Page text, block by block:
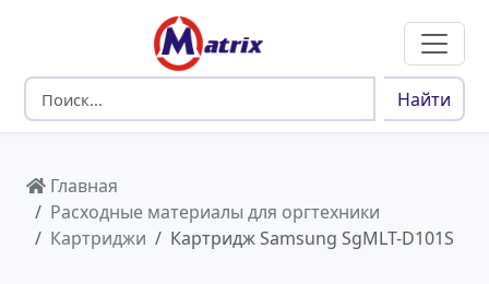
Найти
Главная
Расходные материалы для оргтехники
Картриджи
Картридж Samsung SgMLT-D101S